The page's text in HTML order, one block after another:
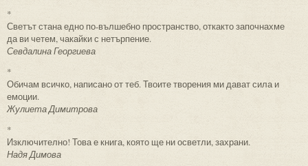
*
Светът стана едно по-вълшебно пространство, откакто започнахме
да ви четем, чакайки с нетърпение.
Севдалина Георгиева
*
Обичам всичко, написано от теб. Твоите творения ми дават сила и
емоции.
Жулиета Димитрова
*
Изключително! Това е книга, която ще ни осветли, захрани.
Надя Димова